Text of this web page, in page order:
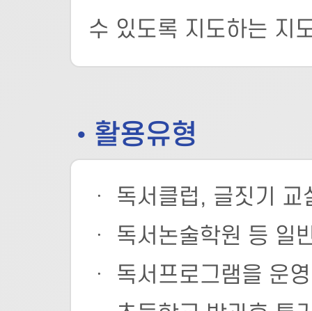
수 있도록 지도하는 지
• 활용유형
ㆍ 독서클럽, 글짓기
ㆍ 독서논술학원 등 일
ㆍ 독서프로그램을 운